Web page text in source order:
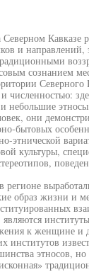
Кавказе
и направлений,
сознанием
Северного
численностью:
небольшие
они
бытовых
этнической
культуры,
образ жизни и
к женщине и
институтов
этносов,